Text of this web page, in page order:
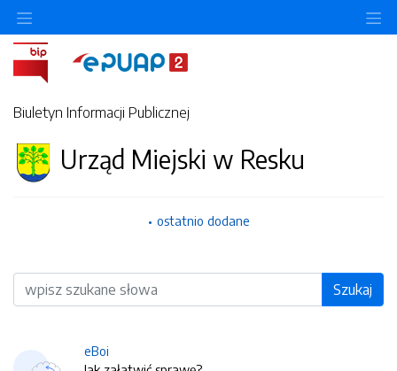
Biuletyn Informacji Publicznej
Urząd Miejski w Resku
ostatnio dodane
Wyszukiwarka Szukaj
eBoi